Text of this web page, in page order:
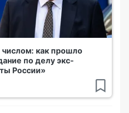
как прошло
по делу экс-
России»